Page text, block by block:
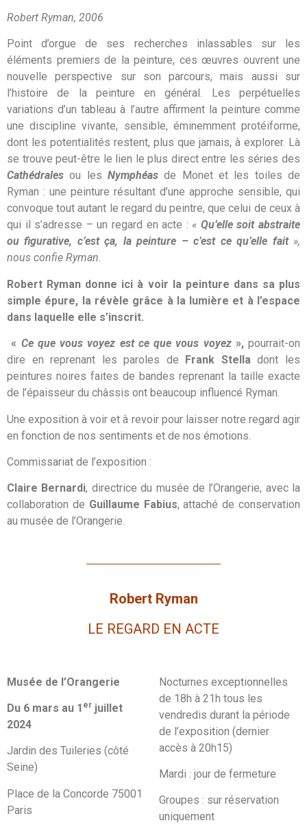
Robert Ryman, 2006
Point d’orgue de ses recherches inlassables sur les
éléments premiers de la peinture, ces œuvres ouvrent une
nouvelle perspective sur son parcours, mais aussi sur
l’histoire de la peinture en général. Les perpétuelles
variations d’un tableau à l’autre affirment la peinture comme
une discipline vivante, sensible, éminemment protéiforme,
dont les potentialités restent, plus que jamais, à explorer. Là
se trouve peut-être le lien le plus direct entre les séries des
Cathédrales ou les Nymphéasde Monet et les toiles de
Ryman : une peinture résultant d’une approche sensible, qui
convoque tout autant le regard du peintre, que celui de ceux à
qui il s’adresse – un regard en acte : « Qu’elle soit abstraite
ou figurative, c’est ça, la peinture – c’est ce qu’elle fait »,
nous confie Ryman.
Robert Ryman donne ici à voir la peinture dans sa plus
simple épure, la révèle grâce à la lumière et à l’espace
dans laquelle elle s’inscrit.
« Ce que vous voyez est ce que vous voyez», pourrait-on
dire en reprenant les paroles de
Frank Stelladont les
peintures noires faites de bandes reprenant la taille exacte
de l’épaisseur du châssis ont beaucoup influencé Ryman.
Une exposition à voir et à revoir pour laisser notre regard agir
en fonction de nos sentiments et de nos émotions.
Commissariat de l’exposition :
Claire Bernardi, directrice du musée de l’Orangerie, avec la
collaboration de Guillaume Fabius, attaché de conservation
au musée de l’Orangerie.
Robert Ryman
LE REGARD EN ACTE
Musée de l’Orangerie
Du 6 mars au 1 er juillet
2024
Jardin des Tuileries (côté
Seine)
Place de la Concorde 75001
Paris
Nocturnes exceptionnelles
de 18h à 21h tous les
vendredis durant la période
de l’exposition (dernier
accès à 20h15)
Mardi : jour de fermeture
Groupes : sur réservation
uniquement